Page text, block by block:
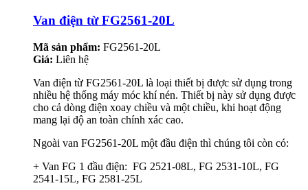
Van điện từ FG2561-20L
Mã sản phẩm: FG2561-20L
Giá: Liên hệ
Van điện từ FG2561-20L là loại thiết bị được sử dụng trong
nhiều hệ thống máy móc khí nén. Thiết bị này sử dụng được
cho cả dòng điện xoay chiều và một chiều, khi hoạt động
mang lại độ an toàn chính xác cao.
Ngoài van FG2561-20L một đầu điện thì chúng tôi còn có:
+ Van FG 1 đầu điện: FG 2521-08L, FG 2531-10L, FG
2541-15L, FG 2581-25L